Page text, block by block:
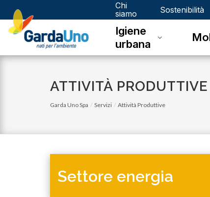
Gardauno
Spa
Chi
siamo
Sostenibilità
Igiene
urbana
ATTIVITÀ PRODUTTIVE
Garda Uno Spa Servizi Attività Produttive
Settore energia